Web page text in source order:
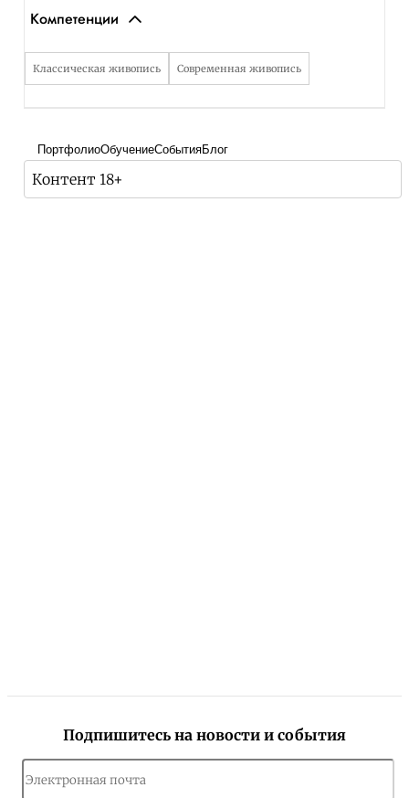
Компетенции
Классическая живопись Современная живопись
ПортфолиоОбучениеСобытияБлог
Контент 18+
Подпишитесь на новости и события